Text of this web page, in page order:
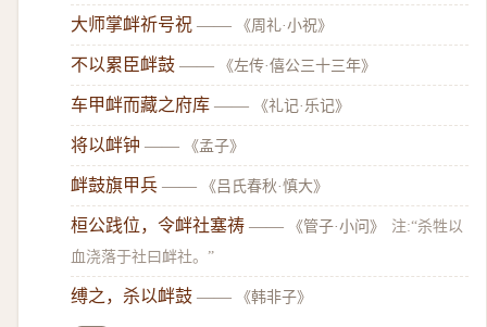
大师掌衅祈号祝 —— 《周礼·小祝》
不以累臣衅鼓 —— 《左传·僖公三十三年》
车甲衅而藏之府库 —— 《礼记·乐记》
将以衅钟 —— 《孟子》
衅鼓旗甲兵 —— 《吕氏春秋·慎大》
桓公践位，令衅社塞祷 —— 《管子·小问》
注:“杀牲以
血浇落于社曰衅社。”
缚之，杀以衅鼓 —— 《韩非子》